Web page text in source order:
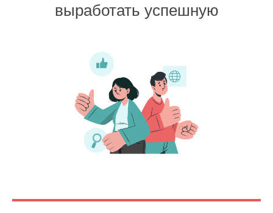
выработать успешную